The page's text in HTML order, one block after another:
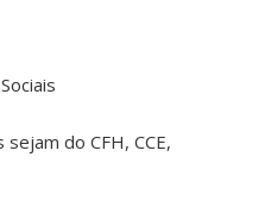
do CFH, CCE,